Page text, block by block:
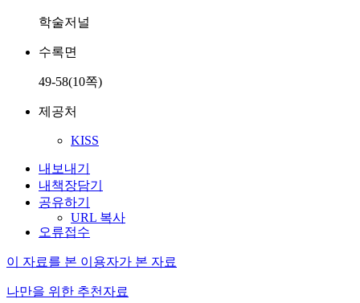
학술저널
수록면
49-58(10쪽)
제공처
KISS
내보내기
내책장담기
공유하기
URL 복사
오류접수
이 자료를 본 이용자가 본 자료
나만을 위한 추천자료